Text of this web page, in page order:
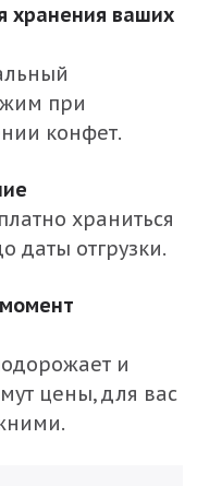
хранения ваших
при
конфет.
храниться
даты отгрузки.
и
цены, для вас